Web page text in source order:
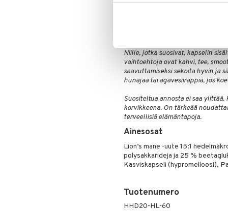
purkit on valmistettu 96-
Niille, jotka suosivat, kapselin
vaihtoehtoja ovat kahvi, tee,
saavuttamiseksi sekoita hyvin ja
hunajaa tai agavesiirappia, jos
Suositeltua annosta ei saa
korvikkeena. On tärkeää
terveellisiä elämäntapoja.
Ainesosat
Lion’s mane -uute 15:1
polysakkarideja ja 25 %
Kasviskapseli (hypromelloosi),
Tuotenumero
HHD20-HL-60